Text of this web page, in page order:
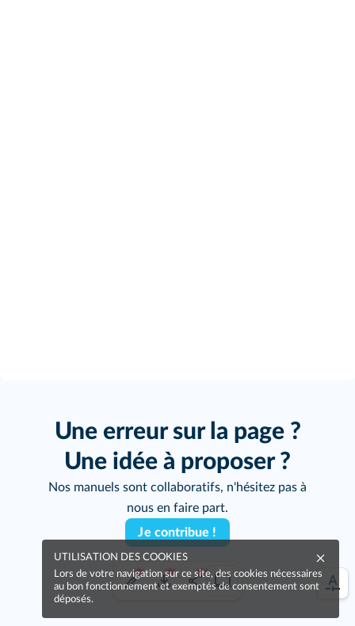
Une erreur sur la page ?
Une idée à proposer ?
Nos manuels sont collaboratifs, n'hésitez pas à
nous en faire part.
Je contribue !
UTILISATION DES COOKIES
Lors de votre navigation sur ce site, des cookies nécessaires
au bon fonctionnement et exemptés de consentement sont
déposés.